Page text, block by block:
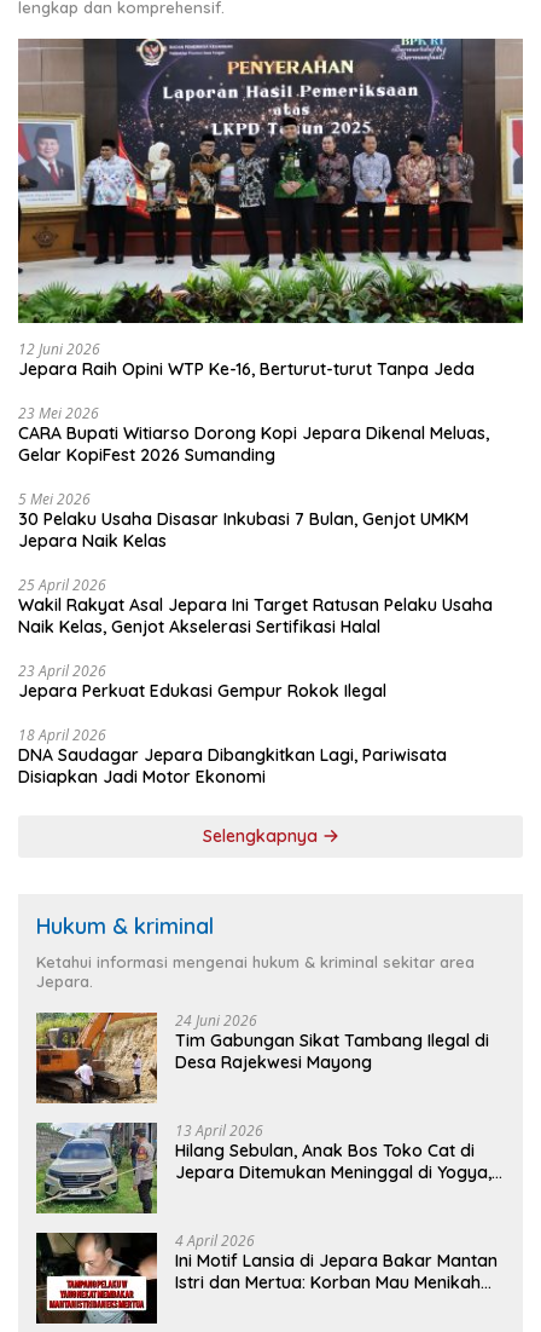
lengkap dan komprehensif.
12 Juni 2026
Jepara Raih Opini WTP Ke-16, Berturut-turut Tanpa Jeda
23 Mei 2026
CARA Bupati Witiarso Dorong Kopi Jepara Dikenal Meluas,
Gelar KopiFest 2026 Sumanding
5 Mei 2026
30 Pelaku Usaha Disasar Inkubasi 7 Bulan, Genjot UMKM
Jepara Naik Kelas
25 April 2026
Wakil Rakyat Asal Jepara Ini Target Ratusan Pelaku Usaha
Naik Kelas, Genjot Akselerasi Sertifikasi Halal
23 April 2026
Jepara Perkuat Edukasi Gempur Rokok Ilegal
18 April 2026
DNA Saudagar Jepara Dibangkitkan Lagi, Pariwisata
Disiapkan Jadi Motor Ekonomi
Selengkapnya
Hukum & kriminal
Ketahui informasi mengenai hukum & kriminal sekitar area
Jepara.
24 Juni 2026
Tim Gabungan Sikat Tambang Ilegal di
Desa Rajekwesi Mayong
13 April 2026
Hilang Sebulan, Anak Bos Toko Cat di
Jepara Ditemukan Meninggal di Yogya,
4 April 2026
Ini Motif Lansia di Jepara Bakar Mantan
Istri dan Mertua: Korban Mau Menikah